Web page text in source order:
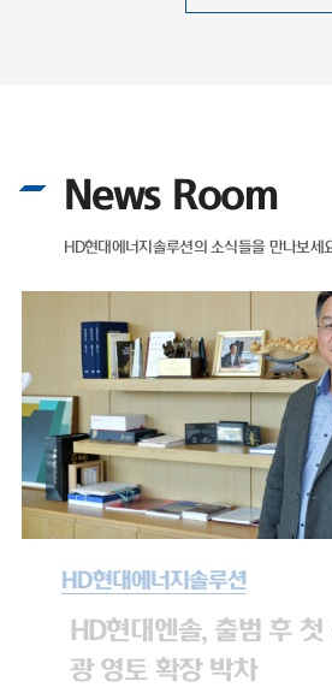
News Room
HD현대에너지솔루션의 소식들을 만나보세
HD현대에너지솔루션
HD현대엔솔, 출범 후 첫 신
광 영토 확장 박차